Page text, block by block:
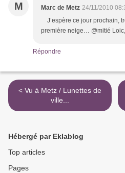
M Marc de Metz 24/11/2010
J’espère ce jour prochain,
première neige… @mitié
Répondre
< Vu à Metz / Lunettes de
ville...
Hébergé par Eklablog
Top articles
Pages